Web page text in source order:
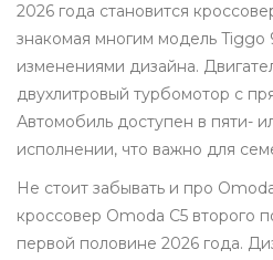
2026 года становится
знакомая многим модель
изменениями дизайна.
двухлитровый турбомотор с
Автомобиль доступен в пяти-
исполнении, что важно для
Не стоит забывать и про
кроссовер Omoda C5 второго
первой половине 2026 года.